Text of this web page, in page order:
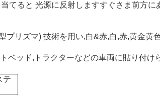
てると 光源に反射しますすぐさま前方
リズマ) 技術を用い,白&赤,白,赤,黄金
ッド,トラクターなどの車両に貼り付
テ